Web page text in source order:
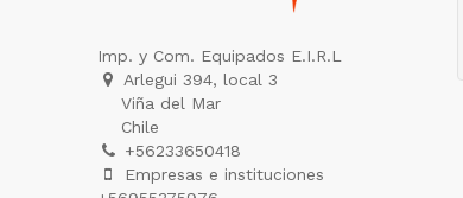
Imp. y Com. Equipados E.I.R.L
Arlegui 394, local 3
Viña del Mar
Chile
+56233650418
Empresas e instituciones